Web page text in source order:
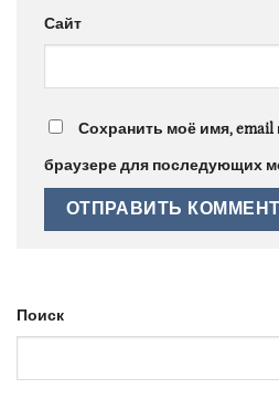
Сайт
Сохранить моё имя, email
браузере для последующих
Поиск